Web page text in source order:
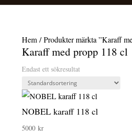
Hem/ Produkter märkta ”Karaff
Karaff med propp 118 cl
Endast ett sökresultat
NOBEL karaff 118 cl
5000 kr